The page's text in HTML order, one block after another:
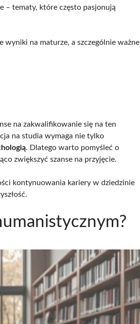
– tematy, które często pasjonują
wyniki na maturze, a szczególnie ważne
na zakwalifikowanie się na ten
na studia wymaga nie tylko
. Dlatego warto pomyśleć o
zwiększyć szanse na przyjęcie.
kontynuowania kariery w dziedzinie